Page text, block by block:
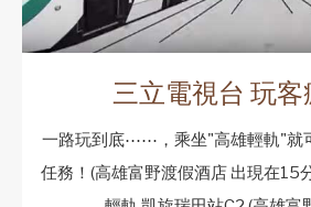
三立電視台 玩
一路玩到底⋯⋯，乘坐"高雄輕軌"就
任務！(高雄富野渡假酒店 出現在15